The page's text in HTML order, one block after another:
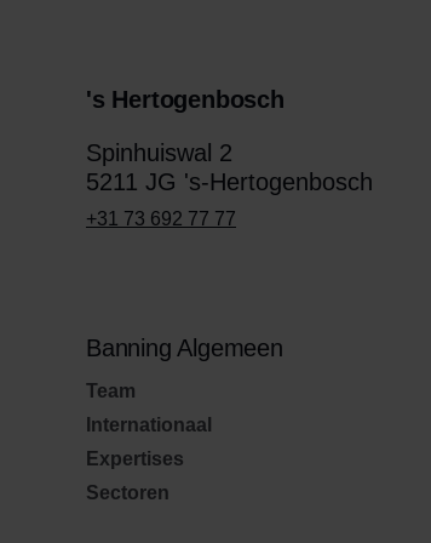
's Hertogenbosch
Spinhuiswal 2
5211 JG 's-Hertogenbosch
+31 73 692 77 77
Banning Algemeen
Team
Internationaal
Expertises
Sectoren